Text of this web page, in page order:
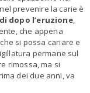
prevenire la carie è
dopo l’eruzione,
che appena
si possa cariare e
permane sul
rimossa, ma si
dei due anni, va